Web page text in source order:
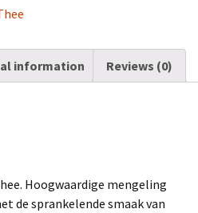
information Reviews (0)
Hoogwaardige mengeling
de sprankelende smaak van